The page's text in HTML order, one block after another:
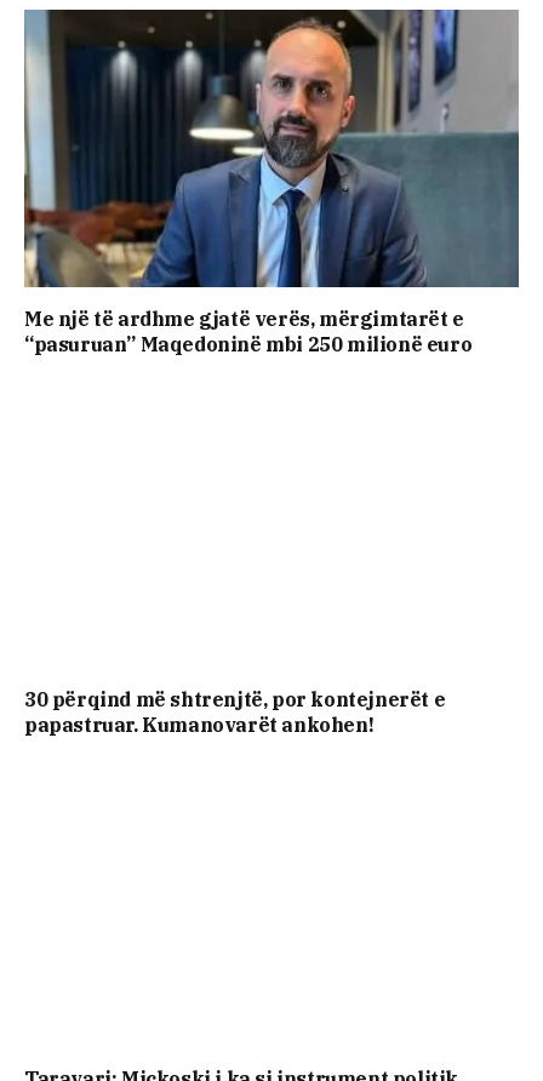
Me një të ardhme gjatë verës, mërgimtarët e
“pasuruan” Maqedoninë mbi 250 milionë euro
30 përqind më shtrenjtë, por kontejnerët e
papastruar. Kumanovarët ankohen!